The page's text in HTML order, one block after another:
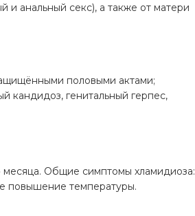
и анальный секс), а также от матери
половыми актами;
кандидоз, генитальный герпес,
Общие симптомы хламидиоза:
повышение температуры.